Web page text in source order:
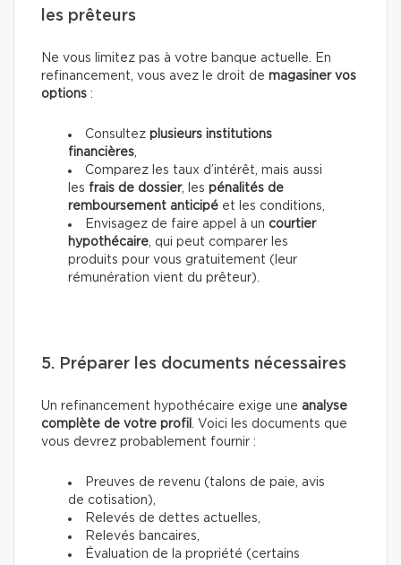
les prêteurs
Ne vous limitez pas à votre banque actuelle. En
refinancement, vous avez le droit de magasiner vos
options :
Consultez plusieurs institutions
financières,
Comparez les taux d’intérêt, mais aussi
les frais de dossier, les pénalités de
remboursement anticipé et les conditions,
Envisagez de faire appel à un courtier
hypothécaire, qui peut comparer les
produits pour vous gratuitement (leur
rémunération vient du prêteur).
5. Préparer les documents nécessaires
Un refinancement hypothécaire exige une analyse
complète de votre profil . Voici les documents que
vous devrez probablement fournir :
Preuves de revenu (talons de paie, avis
de cotisation),
Relevés de dettes actuelles,
Relevés bancaires,
Évaluation de la propriété (certains